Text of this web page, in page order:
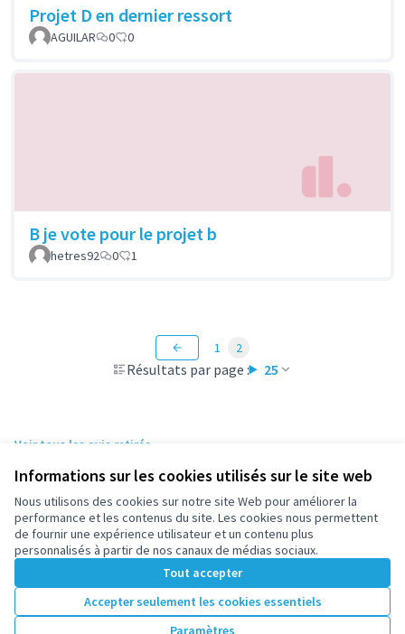
Informations sur les cookies utilisés sur le site web
Nous utilisons des cookies sur notre site Web pour améliorer la
performance et les contenus du site. Les cookies nous permettent
de fournir une expérience utilisateur et un contenu plus
personnalisés à partir de nos canaux de médias sociaux.
Tout accepter
Accepter seulement les cookies essentiels
Paramètres
Projet D en dernier ressort
AGUILAR 0 0
B je vote pour le projet b
hetres92 0 1
Résultats par page : 25
1 2
Voir tous les avis retirés
Conditions d'utilisation
Paramètres des cookies
participez.nanterre.fr sur X
(Lien externe)
participez.nanterre.fr sur Facebook
participez.nanterre.fr sur Instagram
participez.nanterre.fr sur YouTube
(Lien externe)
participez.nanterre.fr sur GitHub
(Lien externe)
Licence
(Lien